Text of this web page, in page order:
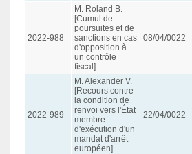
2022-988
M. Roland B.
[Cumul de
poursuites et de
sanctions en cas
d'opposition à
un contrôle
fiscal]
08/04/0022
2022-989
M. Alexander V.
[Recours contre
la condition de
renvoi vers l'État
membre
d'exécution d'un
mandat d'arrêt
européen]
22/04/0022